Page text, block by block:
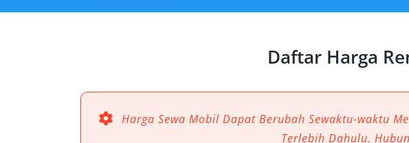
Balige, dan Tarutung, menyewa mobil memberikan
waktu.
Beragam pilihan kendaraan dari sewa mobil lepas
Daftar Harga
Harga Sewa Mobil Dapat Berubah Sewaktu-waktu
Terlebih Dahulu.